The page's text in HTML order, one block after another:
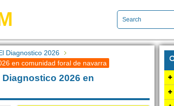
Diagnostico 2026
en comunidad foral de navarra
2026 en